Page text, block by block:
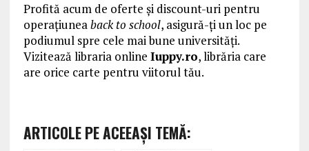
Profită acum de oferte şi discount-uri pentru
operaţiuneaback to school, asigură-ţi un loc pe
podiumul spre cele mai bune universităţi.
Vizitează libraria online Iuppy.ro, librăria care
are orice carte pentru viitorul tău.
ARTICOLE PE ACEEAŞI TEMĂ: